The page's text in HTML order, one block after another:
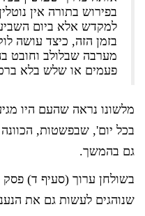
בפירוש בתורה אין
למקדש אלא ביום
בזמן הזה, כיצד עושה
מערבה שבלולב וחובט
פעמים או שלש בלא
מלשונו נראה שהעם היו
בכל יום', שבפשטות,
גם בהמשך.
בשולחן ערוך (סעיף ד)
שנוהגים לעשות גם את